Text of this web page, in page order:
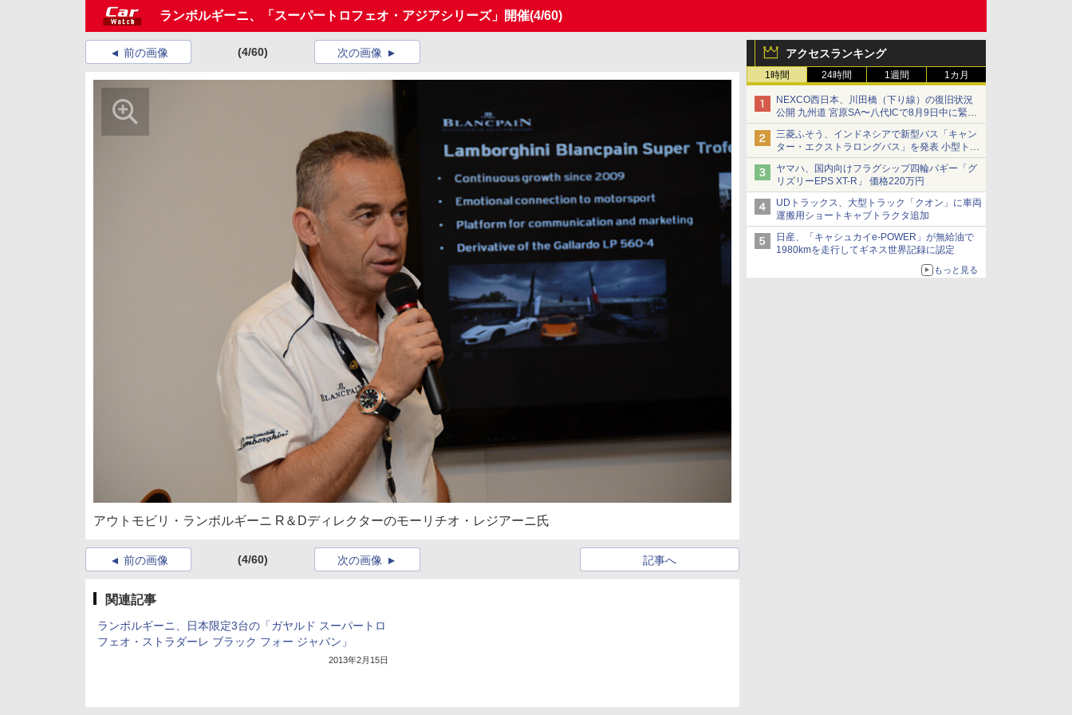
ランボルギーニ、「スーパートロフェオ・アジアシリーズ」開催(4/60)
アクセスランキング
1時間 24時間 1週間 1カ月
NEXCO西日本、川田橋（下り線）の復旧状況
公開 九州道 宮原SA〜八代ICで8月9日中に緊急
車両を通行可能に
三菱ふそう、インドネシアで新型バス「キャン
ター・エクストラロングバス」を発表 小型トラ
ックベースの観光・旅客輸送向けバス
ヤマハ、国内向けフラグシップ四輪バギー「グ
リズリーEPS XT-R」 価格220万円
UDトラックス、大型トラック「クオン」に車両
運搬用ショートキャブトラクタ追加
日産、「キャシュカイe-POWER」が無給油で
1980kmを走行してギネス世界記録に認定
もっと見る
前の画像 (4/60) 次の画像
アウトモビリ・ランボルギーニ R＆Dディレクターのモーリチオ・レジアーニ氏
前の画像 (4/60) 記事へ
次の画像
関連記事
ランボルギーニ、日本限定3台の「ガヤルド スーパートロ
フェオ・ストラダーレ ブラック フォー ジャパン」
2013年2月15日